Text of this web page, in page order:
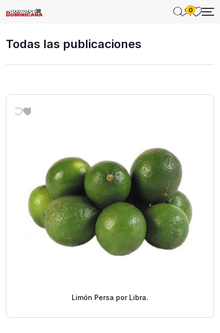
0
Todas las publicaciones
Limón Persa por Libra.